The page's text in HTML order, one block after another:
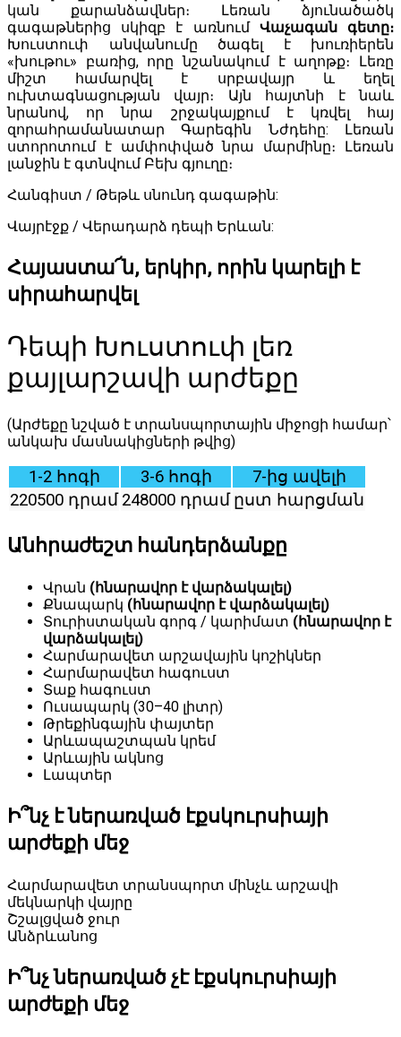
կան քարանձավներ։ Լեռան ձյունածածկ
գագաթներից սկիզբ է առնում Վաչագան գետը։
Խուստուփ անվանումը ծագել է խուռիերեն
«խութու» բառից, որը նշանակում է աղոթք։ Լեռը
միշտ համարվել է սրբավայր և եղել
ուխտագնացության վայր։ Այն հայտնի է նաև
նրանով, որ նրա շրջակայքում է կռվել հայ
զորահրամանատար Գարեգին Նժդեհը: Լեռան
ստորոտում է ամփոփված նրա մարմինը։ Լեռան
լանջին է գտնվում Բեխ գյուղը։
Հանգիստ / Թեթև սնունդ գագաթին:
Վայրէջք / Վերադարձ դեպի Երևան:
Հայաստա՜ն, երկիր, որին կարելի է
սիրահարվել
Դեպի Խուստուփ լեռ
քայլարշավի արժեքը
(Արժեքը նշված է տրանսպորտային միջոցի համար՝
անկախ մասնակիցների թվից)
1-2 հոգի 3-6 հոգի
7-ից ավելի
220500 դրամ 248000 դրամ ըստ հարցման
Անհրաժեշտ հանդերձանքը
Վրան (հնարավոր է վարձակալել)
Քնապարկ (հնարավոր է վարձակալել)
Տուրիստական գորգ / կարիմատ (հնարավոր է
վարձակալել)
Հարմարավետ արշավային կոշիկներ
Հարմարավետ հագուստ
Տաք հագուստ
Ուսապարկ (30–40 լիտր)
Թրեքինգային փայտեր
Արևապաշտպան կրեմ
Արևային ակնոց
Լապտեր
Ի՞նչ է ներառված էքսկուրսիայի
արժեքի մեջ
Հարմարավետ տրանսպորտ մինչև արշավի
մեկնարկի վայրը
Շշալցված ջուր
Անձրևանոց
Ի՞նչ ներառված չէ էքսկուրսիայի
արժեքի մեջ